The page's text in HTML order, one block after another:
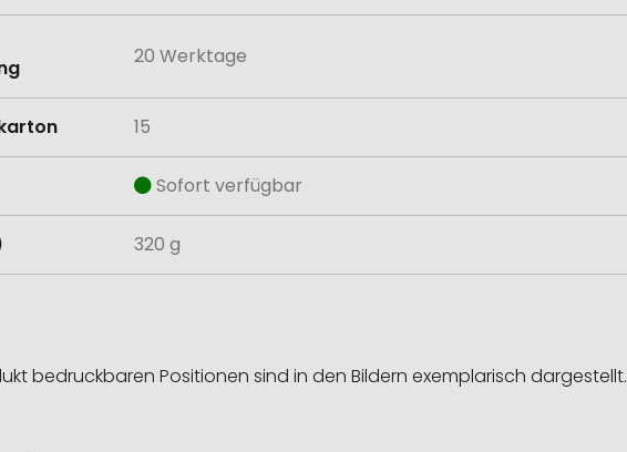
20 Werktage
15
Sofort verfügbar
320 g
bedruckbaren Positionen sind in den Bildern exemplarisch dargestellt.